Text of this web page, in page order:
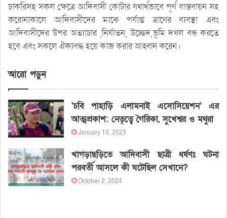
চাকরিসহ সকল ক্ষেত্রে আদিবাসী কোটার যথার্থভাবে পূর্ণ বাস্তবায়ন সহ
করোনাকালে আদিবাসীদের মাঝে পর্যাপ্ত ত্রাণের ব্যবস্থা এবং
আদিবাসীদের উপর অত্যাচার ,নির্যাতন, উচ্ছেদ,ভূমি দখল বন্ধ করতে
হবে এবং সকলে ঐক্যবদ্ধ হয়ে কাজ করার আহ্বান করেন।
আরো পড়ুন
‘চবি পাহাড়ি এলামনাই এসোসিয়েশন’ এর
আত্মপ্রকাশ: নেতৃত্বে গৈরিকা, সুখেশ্বর ও মথুরা
January 10, 2023
খাগড়াছড়িতে আদিবাসী ছাত্রী ধর্ষণঃ ঘটনা
পরবর্তী আসলে কী ঘটেছিল সেখানে?
October 2, 2024